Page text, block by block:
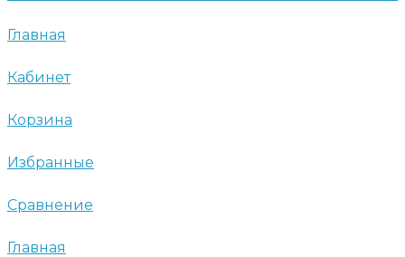
Главная
Кабинет
Корзина
Избранные
Сравнение
Главная